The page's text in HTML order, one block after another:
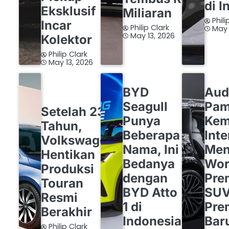
Eksklusif
Incar
Kolektor
Philip Clark
May 13, 2026
Miliaran
Philip Clark
May 13, 2026
di
May
Setelah 23
Tahun,
Volkswagen
Hentikan
Produksi
Touran
Resmi
Berakhir
Philip Clark
BYD
Seagull
Punya
Beberapa
Nama, Ini
Bedanya
dengan
BYD Atto
1 di
Indonesia